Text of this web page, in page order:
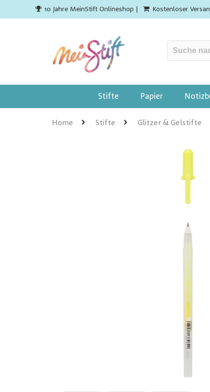
10 Jahre MeinStift Onlineshop | Kostenloser
Stifte Papier
Home Stifte Glitzer & Gelstifte